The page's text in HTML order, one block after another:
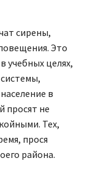
сирены,
Это
учебных целях,
в
просят не
Тех,
прося
района.